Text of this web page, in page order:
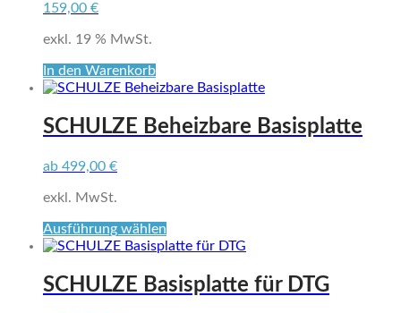
159,00 €
exkl. 19 % MwSt.
In den Warenkorb
SCHULZE Beheizbare Basisplatte
ab 499,00 €
exkl. MwSt.
Ausführung wählen
Produkt
mehrere
Varianten
SCHULZE Basisplatte für DTG